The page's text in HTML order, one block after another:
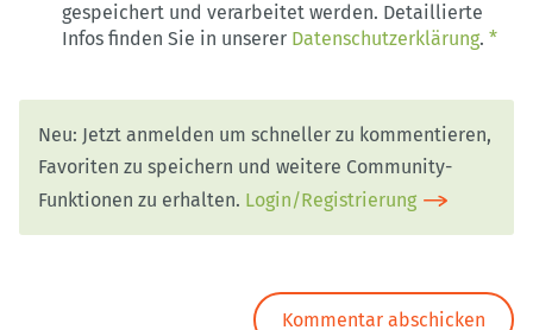
gespeichert und verarbeitet werden. Detaillierte
Infos finden Sie in unserer Datenschutzerklärung. *
Neu: Jetzt anmelden um schneller zu kommentieren,
Favoriten zu speichern und weitere Community-
Funktionen zu erhalten. Login/Registrierung